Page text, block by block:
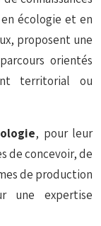
écologie et en
proposent une
orientés
territorial ou
, pour leur
de concevoir, de
de production
une expertise